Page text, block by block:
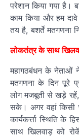
परेशान किया गया है।
काम किया और हम
तय है, बशर्ते मतगणना
लोकतंत्र के साथ
महागठबंधन के नेताओं
मतगणना के दिन पूरे
लोग मजबूती से खड़े रहें,
सके। अगर वहां किसी
कार्यकर्त्ता स्थिति
साथ खिलवाड़ को